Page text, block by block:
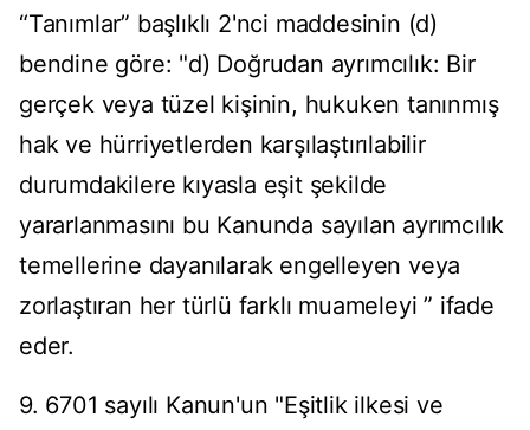
“Tanımlar” başlıklı 2'nci maddesinin (d)
bendine göre: "d) Doğrudan ayrımcılık: Bir
gerçek veya tüzel kişinin, hukuken tanınmış
hak ve hürriyetlerden karşılaştırılabilir
durumdakilere kıyasla eşit şekilde
yararlanmasını bu Kanunda sayılan ayrımcılık
temellerine dayanılarak engelleyen veya
zorlaştıran her türlü farklı muameleyi ” ifade
eder.
9. 6701 sayılı Kanun'un "Eşitlik ilkesi ve